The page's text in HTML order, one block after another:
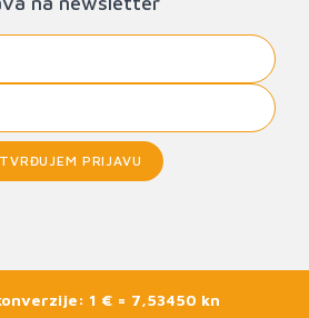
PRIJAVU
1 € = 7,53450 kn